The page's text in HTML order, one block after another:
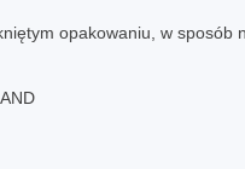
opakowaniu, w sposób